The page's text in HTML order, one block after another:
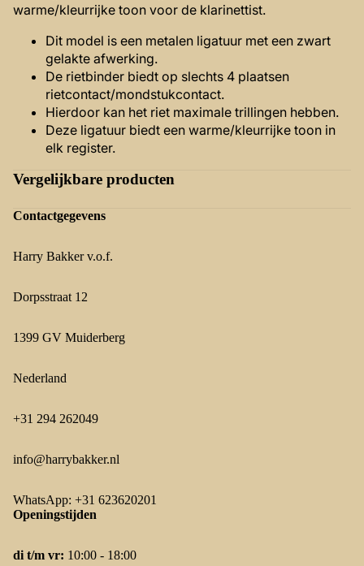
warme/kleurrijke toon voor de klarinettist.
Dit model is een metalen ligatuur met een zwart
gelakte afwerking.
De rietbinder biedt op slechts 4 plaatsen
rietcontact/mondstukcontact.
Hierdoor kan het riet maximale trillingen hebben.
Deze ligatuur biedt een warme/kleurrijke toon in
elk register.
Vergelijkbare producten
Contactgegevens
Harry Bakker v.o.f.
Dorpsstraat 12
1399 GV Muiderberg
Nederland
+31 294 262049
info@harrybakker.nl
WhatsApp: +31 623620201
Openingstijden
di t/m vr: 10:00 - 18:00